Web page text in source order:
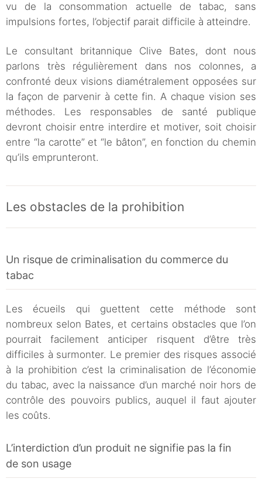
vu de la consommation actuelle de tabac, sans
impulsions fortes, l’objectif parait difficile à atteindre.
Le consultant britannique Clive Bates, dont nous
parlons très régulièrement dans nos colonnes, a
confronté deux visions diamétralement opposées sur
la façon de parvenir à cette fin. A chaque vision ses
méthodes. Les responsables de santé publique
devront choisir entre interdire et motiver, soit choisir
entre “la carotte” et “le bâton”, en fonction du chemin
qu’ils emprunteront.
Les obstacles de la prohibition
Un risque de criminalisation du commerce du
tabac
Les écueils qui guettent cette méthode sont
nombreux selon Bates, et certains obstacles que l’on
pourrait facilement anticiper risquent d’être très
difficiles à surmonter. Le premier des risques associé
à la prohibition c’est la criminalisation de l’économie
du tabac, avec la naissance d’un marché noir hors de
contrôle des pouvoirs publics, auquel il faut ajouter
les coûts.
L’interdiction d’un produit ne signifie pas la fin
de son usage